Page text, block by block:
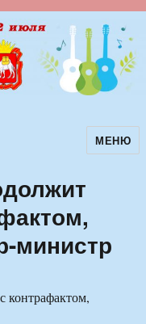
авторскойМЕНЮ
министр